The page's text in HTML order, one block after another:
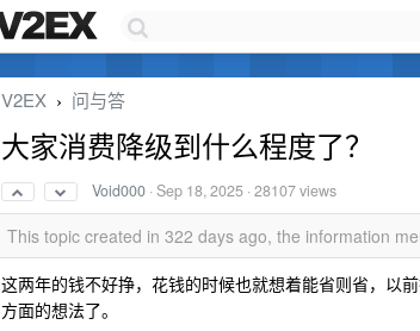
V2EX › 问与答
大家消费降级到什么程度了？
Void000 ·Sep 18, 2025 · 28107 views
This topic created in 322 days ago, the information
这两年的钱不好挣，花钱的时候也就想着能省则省，以
方面的想法了。